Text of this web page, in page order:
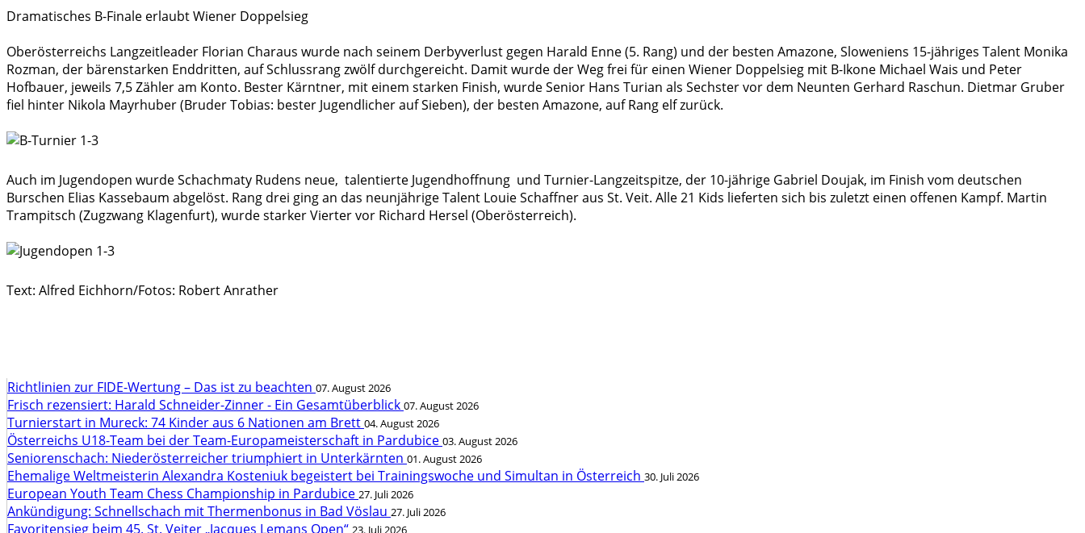
Dramatisches B-Finale erlaubt Wiener Doppelsieg
Oberösterreichs Langzeitleader Florian Charaus wurde nach seinem Derbyverlust gegen Harald Enne (5. Rang) und der besten Amazone, Sloweniens 15-jähriges Talent Monika
Rozman, der bärenstarken Enddritten, auf Schlussrang zwölf durchgereicht. Damit wurde der Weg frei für einen Wiener Doppelsieg mit B-Ikone Michael Wais und Peter
Hofbauer, jeweils 7,5 Zähler am Konto. Bester Kärntner, mit einem starken Finish, wurde Senior Hans Turian als Sechster vor dem Neunten Gerhard Raschun. Dietmar Gruber
fiel hinter Nikola Mayrhuber (Bruder Tobias: bester Jugendlicher auf Sieben), der besten Amazone, auf Rang elf zurück.
Auch im Jugendopen wurde Schachmaty Rudens neue, talentierte Jugendhoffnung und Turnier-Langzeitspitze, der 10-jährige Gabriel Doujak, im Finish vom deutschen
Burschen Elias Kassebaum abgelöst. Rang drei ging an das neunjährige Talent Louie Schaffner aus St. Veit. Alle 21 Kids lieferten sich bis zuletzt einen offenen Kampf. Martin
Trampitsch (Zugzwang Klagenfurt), wurde starker Vierter vor Richard Hersel (Oberösterreich).
Text: Alfred Eichhorn/Fotos: Robert Anrather
Richtlinien zur FIDE-Wertung – Das ist zu beachten 07. August 2026
Frisch rezensiert: Harald Schneider-Zinner - Ein Gesamtüberblick 07. August 2026
Turnierstart in Mureck: 74 Kinder aus 6 Nationen am Brett 04. August 2026
Österreichs U18-Team bei der Team-Europameisterschaft in Pardubice 03. August 2026
Seniorenschach: Niederösterreicher triumphiert in Unterkärnten 01. August 2026
Ehemalige Weltmeisterin Alexandra Kosteniuk begeistert bei Trainingswoche und Simultan in Österreich 30. Juli 2026
European Youth Team Chess Championship in Pardubice 27. Juli 2026
Ankündigung: Schnellschach mit Thermenbonus in Bad Vöslau 27. Juli 2026
Favoritensieg beim 45. St. Veiter „Jacques Lemans Open“ 23. Juli 2026